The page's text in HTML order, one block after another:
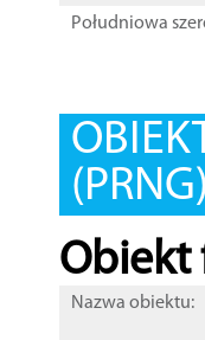
Południowa
Obiekt
Nazwa obiektu: